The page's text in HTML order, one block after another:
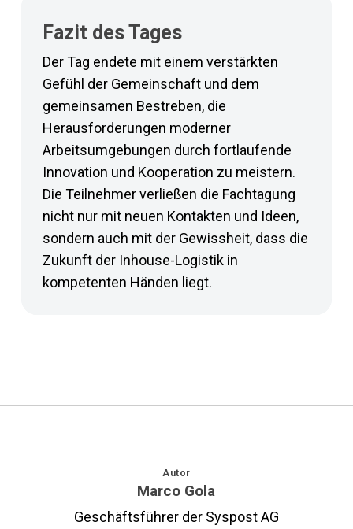
Fazit des Tages
Der Tag endete mit einem verstärkten
Gefühl der Gemeinschaft und dem
gemeinsamen Bestreben, die
Herausforderungen moderner
Arbeitsumgebungen durch fortlaufende
Innovation und Kooperation zu meistern.
Die Teilnehmer verließen die Fachtagung
nicht nur mit neuen Kontakten und Ideen,
sondern auch mit der Gewissheit, dass die
Zukunft der Inhouse-Logistik in
kompetenten Händen liegt.
Autor
Marco Gola
Geschäftsführer der Syspost AG